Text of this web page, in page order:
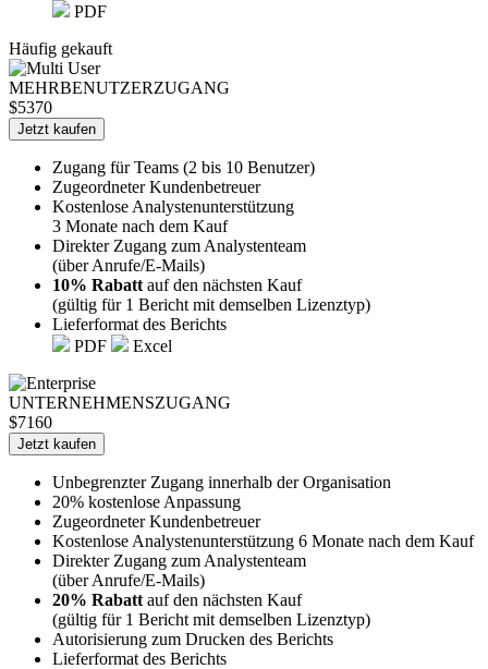
PDF
Häufig gekauft
MEHRBENUTZERZUGANG
$5370
Jetzt kaufen
Zugang für Teams (2 bis 10 Benutzer)
Zugeordneter Kundenbetreuer
Kostenlose Analystenunterstützung
3 Monate nach dem Kauf
Direkter Zugang zum Analystenteam
(über Anrufe/E-Mails)
10% Rabatt auf den nächsten Kauf
(gültig für 1 Bericht mit demselben Lizenztyp)
Lieferformat des Berichts
PDF
Excel
UNTERNEHMENSZUGANG
$7160
Jetzt kaufen
Unbegrenzter Zugang innerhalb der Organisation
20% kostenlose Anpassung
Zugeordneter Kundenbetreuer
Kostenlose Analystenunterstützung 6 Monate nach dem Kauf
Direkter Zugang zum Analystenteam
(über Anrufe/E-Mails)
20% Rabatt auf den nächsten Kauf
(gültig für 1 Bericht mit demselben Lizenztyp)
Autorisierung zum Drucken des Berichts
Lieferformat des Berichts